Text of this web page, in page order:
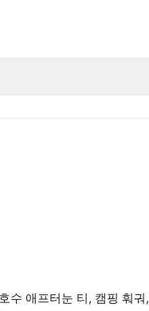
수 애프터눈 티, 캠핑 훠궈